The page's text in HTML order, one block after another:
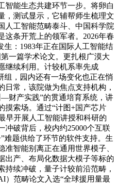
智能生态共建环节一步。将卵白
，测试显示，它辅帮师生梳理文
人工智能范畴泰斗、中国科学院
这条开荒上的领军者。2026年春
生：1983年正在国际人工智能结
一篇学术论文。更扎根广漠大
继续利用。计较机系率先成
组，园内还有一场变化也正在悄
日常，该院做为焦点支持机构，
财产实践”的贯通培育系统，讲
摸索场。通过“计图+国产芯片
早开展人工智能讲授和科研的
冲破背后，校内约25000个互联
难题供给了环节的软件支持。生
智能别离正在通用世界模子、
出产、布局化数据大模子等标的
持续冲破，量子计较前沿范畴，
）范畴论文入选“全球援用量最